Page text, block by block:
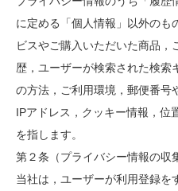
に定める「個人情報」以外のも
ビスやご購入いただいた商品，
歴，ユーザーが検索された検索
の方法，ご利用環境，郵便番号
IPアドレス，クッキー情報，位
を指します。
第２条（プライバシー情報の収
当社は，ユーザーが利用登録を